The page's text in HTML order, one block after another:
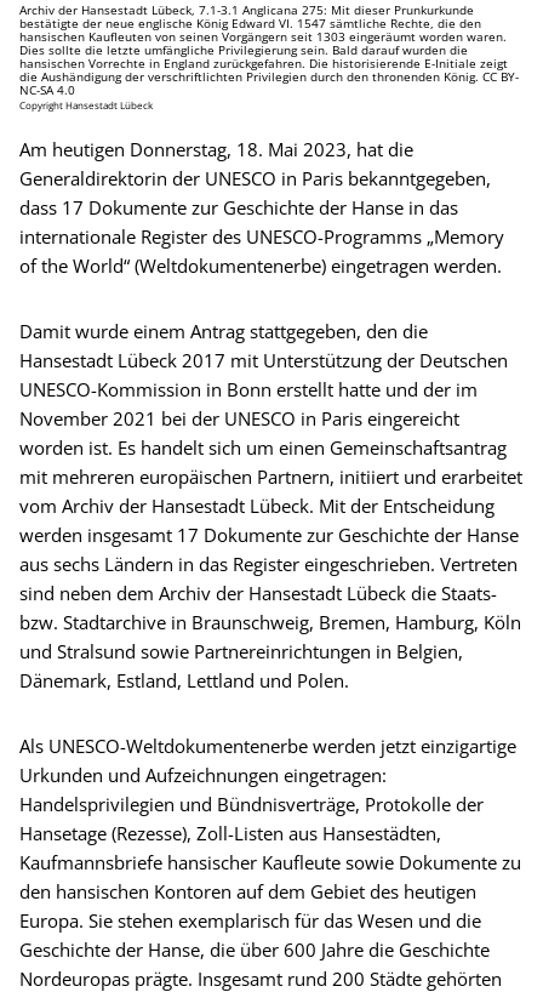
Archiv der Hansestadt Lübeck, 7.1-3.1 Anglicana 275: Mit dieser Prunkurkunde
bestätigte der neue englische König Edward VI. 1547 sämtliche Rechte, die den
hansischen Kaufleuten von seinen Vorgängern seit 1303 eingeräumt worden waren.
Dies sollte die letzte umfängliche Privilegierung sein. Bald darauf wurden die
hansischen Vorrechte in England zurückgefahren. Die historisierende E-Initiale zeigt
die Aushändigung der verschriftlichten Privilegien durch den thronenden König. CC BY-
NC-SA 4.0
Copyright Hansestadt Lübeck
Am heutigen Donnerstag, 18. Mai 2023, hat die
Generaldirektorin der UNESCO in Paris bekanntgegeben,
dass 17 Dokumente zur Geschichte der Hanse in das
internationale Register des UNESCO-Programms „Memory
of the World“ (Weltdokumentenerbe) eingetragen werden.
Damit wurde einem Antrag stattgegeben, den die
Hansestadt Lübeck 2017 mit Unterstützung der Deutschen
UNESCO-Kommission in Bonn erstellt hatte und der im
November 2021 bei der UNESCO in Paris eingereicht
worden ist. Es handelt sich um einen Gemeinschaftsantrag
mit mehreren europäischen Partnern, initiiert und erarbeitet
vom Archiv der Hansestadt Lübeck. Mit der Entscheidung
werden insgesamt 17 Dokumente zur Geschichte der Hanse
aus sechs Ländern in das Register eingeschrieben. Vertreten
sind neben dem Archiv der Hansestadt Lübeck die Staats-
bzw. Stadtarchive in Braunschweig, Bremen, Hamburg, Köln
und Stralsund sowie Partnereinrichtungen in Belgien,
Dänemark, Estland, Lettland und Polen.
Als UNESCO-Weltdokumentenerbe werden jetzt einzigartige
Urkunden und Aufzeichnungen eingetragen:
Handelsprivilegien und Bündnisverträge, Protokolle der
Hansetage (Rezesse), Zoll-Listen aus Hansestädten,
Kaufmannsbriefe hansischer Kaufleute sowie Dokumente zu
den hansischen Kontoren auf dem Gebiet des heutigen
Europa. Sie stehen exemplarisch für das Wesen und die
Geschichte der Hanse, die über 600 Jahre die Geschichte
Nordeuropas prägte. Insgesamt rund 200 Städte gehörten